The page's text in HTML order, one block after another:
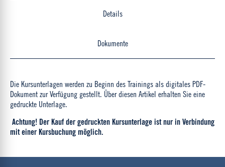
Details
Dokumente
Die Kursunterlagen werden zu Beginn des Trainings als digitales PDF-
Dokument zur Verfügung gestellt. Über diesen Artikel erhalten Sie eine
gedruckte Unterlage.
Achtung! Der Kauf der gedruckten Kursunterlage ist nur in Verbindung
mit einer Kursbuchung möglich.